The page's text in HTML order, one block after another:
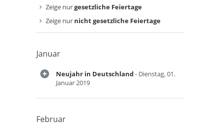
Zeige nurgesetzliche Feiertage
Zeige nur nicht gesetzliche Feiertage
Januar
Neujahr in Deutschland- Dienstag, 01.
Januar 2019
Februar